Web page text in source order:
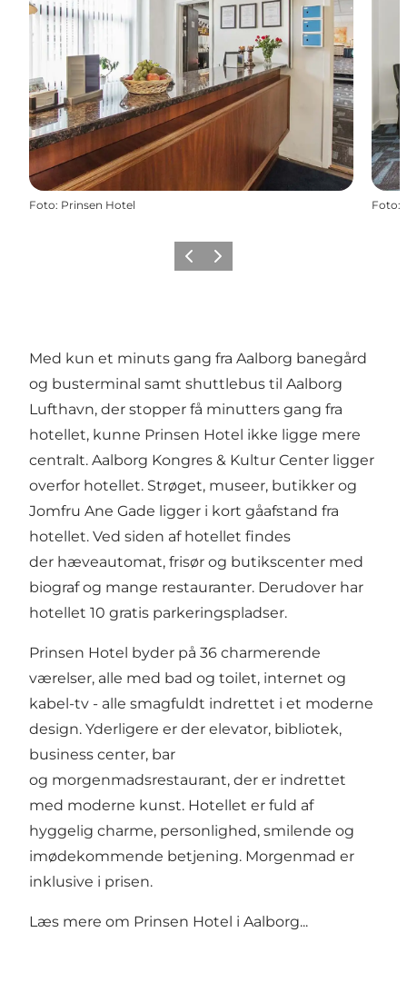
Foto: Prinsen Hotel Foto:
ForrigeNæste
Med kun et minuts gang fra Aalborg banegård
og busterminal samt shuttlebus til Aalborg
Lufthavn, der stopper få minutters gang fra
hotellet, kunne Prinsen Hotel ikke ligge mere
centralt. Aalborg Kongres & Kultur Center ligger
overfor hotellet. Strøget, museer, butikker og
Jomfru Ane Gade ligger i kort gåafstand fra
hotellet. Ved siden af hotellet findes
der hæveautomat, frisør og butikscenter med
biograf og mange restauranter. Derudover har
hotellet 10 gratis parkeringspladser.
Prinsen Hotel byder på 36 charmerende
værelser, alle med bad og toilet, internet og
kabel-tv - alle smagfuldt indrettet i et moderne
design. Yderligere er der elevator, bibliotek,
business center, bar
og morgenmadsrestaurant, der er indrettet
med moderne kunst. Hotellet er fuld af
hyggelig charme, personlighed, smilende og
imødekommende betjening. Morgenmad er
inklusive i prisen.
Læs mere om Prinsen Hotel i Aalborg...